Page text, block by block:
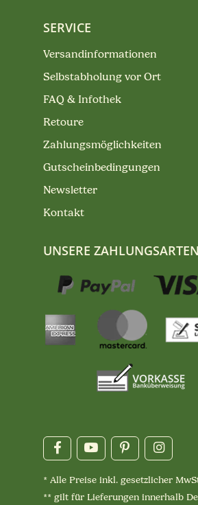
SERVICE
Versandinformationen
Selbstabholung vor Ort
FAQ & Infothek
Retoure
Zahlungsmöglichkeiten
Gutscheinbedingungen
Newsletter
Kontakt
UNSERE ZAHLUNGSARTEN
* Alle Preise inkl. gesetzlicher
** gilt für Lieferungen innerhalb